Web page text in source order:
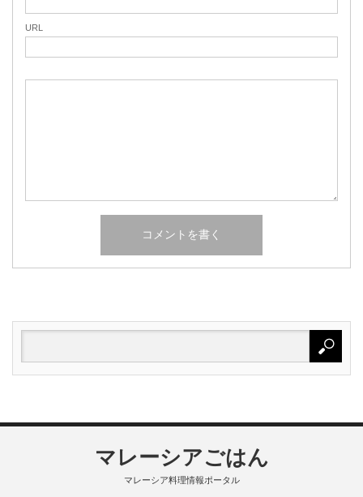
URL
マレーシアごはん
マレーシア料理情報ポータル